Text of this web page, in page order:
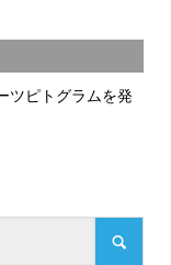
ツピトグラムを発